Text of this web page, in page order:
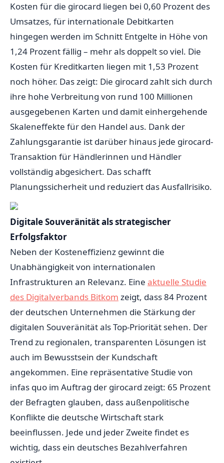
Kosten für die girocard liegen bei 0,60 Prozent des
Umsatzes, für internationale Debitkarten
hingegen werden im Schnitt Entgelte in Höhe von
1,24 Prozent fällig – mehr als doppelt so viel. Die
Kosten für Kreditkarten liegen mit 1,53 Prozent
noch höher. Das zeigt: Die girocard zahlt sich durch
ihre hohe Verbreitung von rund 100 Millionen
ausgegebenen Karten und damit einhergehende
Skaleneffekte für den Handel aus. Dank der
Zahlungsgarantie ist darüber hinaus jede girocard-
Transaktion für Händlerinnen und Händler
vollständig abgesichert. Das schafft
Planungssicherheit und reduziert das Ausfallrisiko.
Digitale Souveränität als strategischer
Erfolgsfaktor
Neben der Kosteneffizienz gewinnt die
Unabhängigkeit von internationalen
Infrastrukturen an Relevanz. Eine aktuelle Studie
des Digitalverbands Bitkom zeigt, dass 84 Prozent
der deutschen Unternehmen die Stärkung der
digitalen Souveränität als Top-Priorität sehen. Der
Trend zu regionalen, transparenten Lösungen ist
auch im Bewusstsein der Kundschaft
angekommen. Eine repräsentative Studie von
infas quo im Auftrag der girocard zeigt: 65 Prozent
der Befragten glauben, dass außenpolitische
Konflikte die deutsche Wirtschaft stark
beeinflussen. Jede und jeder Zweite findet es
wichtig, dass ein deutsches Bezahlverfahren